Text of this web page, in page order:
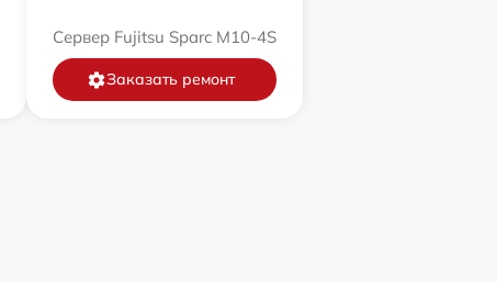
Сервер Fujitsu Sparc M10-4S
Заказать ремонт